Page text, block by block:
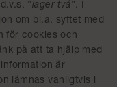
”lager två ”. I
om bl.a. syftet med
för cookies och
på att ta hjälp med
är
lämnas vanligtvis i